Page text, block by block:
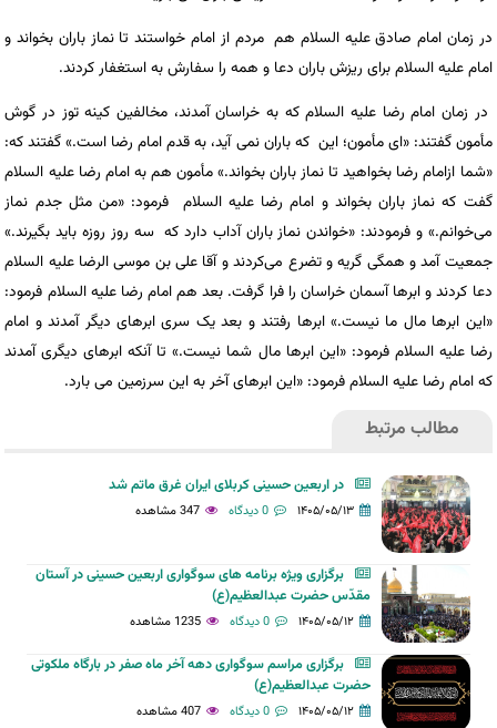
در زمان امام صادق علیه السلام هم مردم از امام خواستند تا نماز باران بخواند و
امام علیه السلام برای ریزش باران دعا و همه را سفارش به استغفار کردند.
در زمان امام رضا علیه السلام که به خراسان آمدند، مخالفین کینه‌ توز در گوش
مأمون گفتند: «ای مأمون؛ این که باران نمی آید، به قدم امام رضا است.» گفتند که:
«شما ازامام رضا بخواهید تا نماز باران بخواند.» مأمون هم به امام رضا علیه السلام
گفت که نماز باران بخواند و امام رضا علیه السلام فرمود: «من مثل جدم نماز
می‌خوانم.» و فرمودند: «خواندن نماز باران آداب دارد که سه روز روزه باید بگیرند.»
جمعیت آمد و همگی گریه و تضرع می‌کردند و آقا علی بن موسی الرضا علیه السلام
دعا کردند و ابرها آسمان خراسان را فرا گرفت. بعد هم امام رضا علیه السلام فرمود:
«این ابرها مال ما نیست.» ابرها رفتند و بعد یک سری ابرهای دیگر آمدند و امام
رضا علیه السلام فرمود: «این ابرها مال شما نیست.» تا آنکه ابرهای دیگری آمدند
که امام رضا علیه السلام فرمود: «این ابرهای آخر به این سرزمین می بارد.
مطالب مرتبط
در اربعین حسینی کربلای ایران غرق ماتم شد
۱۴۰۵/۰۵/۱۳ 0 دیدگاه 347 مشاهده
برگزاری ویژه برنامه های سوگواری اربعین حسینی در آستان
مقدّس حضرت عبدالعظیم(ع)
۱۴۰۵/۰۵/۱۲ 0 دیدگاه 1235 مشاهده
برگزاری مراسم سوگواری دهه آخر ماه صفر در بارگاه ملکوتی
حضرت عبدالعظیم(ع)
۱۴۰۵/۰۵/۱۲ 0 دیدگاه 407 مشاهده